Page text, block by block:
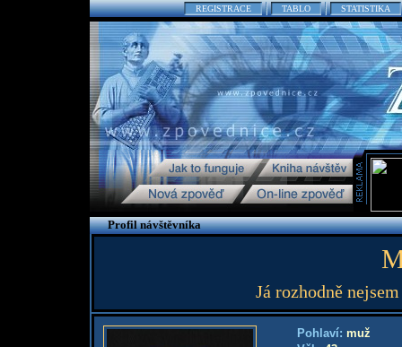
REGISTRACE TABLO STATISTIKA
Profil návštěvníka
Já rozhodně
Pohlaví: muž